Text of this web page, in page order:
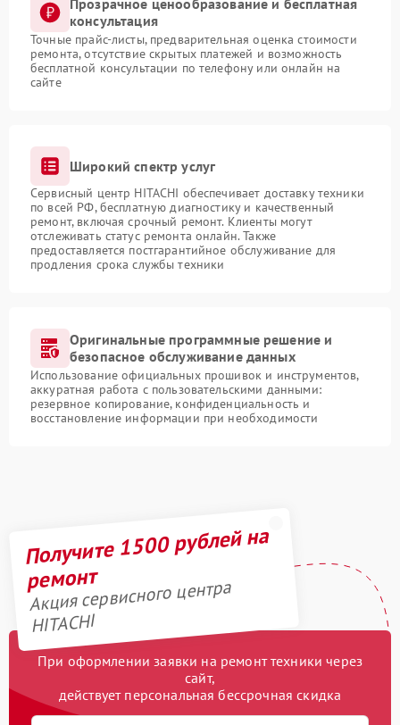
Прозрачное ценообразование и бесплатная
консультация
Точные прайс-листы, предварительная оценка стоимости
ремонта, отсутствие скрытых платежей и возможность
бесплатной консультации по телефону или онлайн на
сайте
Широкий спектр услуг
Сервисный центр HITACHI обеспечивает доставку техники
по всей РФ, бесплатную диагностику и качественный
ремонт, включая срочный ремонт. Клиенты могут
отслеживать статус ремонта онлайн. Также
предоставляется постгарантийное обслуживание для
продления срока службы техники
Оригинальные программные решение и
безопасное обслуживание данных
Использование официальных прошивок и инструментов,
аккуратная работа с пользовательскими данными:
резервное копирование, конфиденциальность и
восстановление информации при необходимости
Получите 1500 рублей на
ремонт
Акция сервисного центра
HITACHI
При оформлении заявки на ремонт техники через
сайт,
действует персональная бессрочная скидка